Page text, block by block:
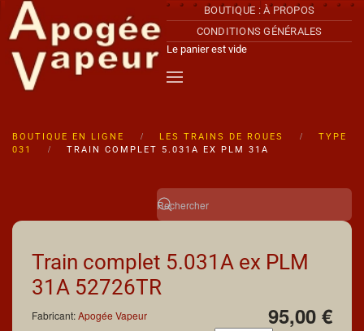
Accéder au contenu principal
BOUTIQUE : À PROPOS
CONDITIONS GÉNÉRALES
Le panier est vide
BOUTIQUE EN LIGNE LES TRAINS DE ROUES
TYPE
031
TRAIN COMPLET 5.031A EX PLM 31A
Train complet 5.031A ex PLM
31A 52726TR
95,00 €
Fabricant:Apogée Vapeur